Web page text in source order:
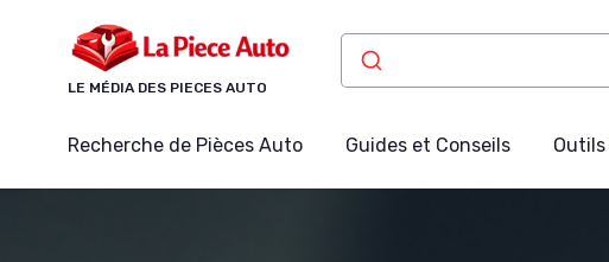
LE MÉDIA DES PIECES AUTO
Recherche de Pièces Auto Guides et Conseils